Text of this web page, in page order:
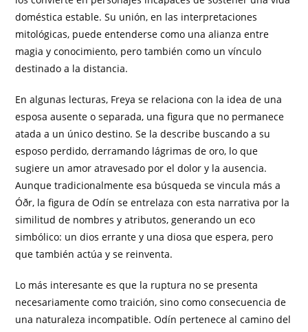
doméstica estable. Su unión, en las interpretaciones
mitológicas, puede entenderse como una alianza entre
magia y conocimiento, pero también como un vínculo
destinado a la distancia.
En algunas lecturas, Freya se relaciona con la idea de una
esposa ausente o separada, una figura que no permanece
atada a un único destino. Se la describe buscando a su
esposo perdido, derramando lágrimas de oro, lo que
sugiere un amor atravesado por el dolor y la ausencia.
Aunque tradicionalmente esa búsqueda se vincula más a
Óðr, la figura de Odín se entrelaza con esta narrativa por la
similitud de nombres y atributos, generando un eco
simbólico: un dios errante y una diosa que espera, pero
que también actúa y se reinventa.
Lo más interesante es que la ruptura no se presenta
necesariamente como traición, sino como consecuencia de
una naturaleza incompatible. Odín pertenece al camino del